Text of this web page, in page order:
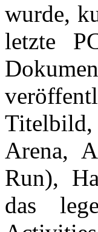
wurde,
letzte
Arena,
Run),
das